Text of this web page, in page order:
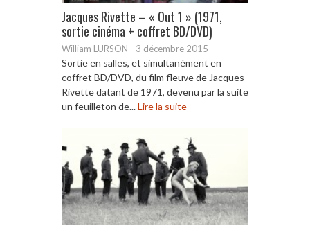
Jacques Rivette – « Out 1 » (1971,
sortie cinéma + coffret BD/DVD)
William LURSON - 3 décembre 2015
Sortie en salles, et simultanément en
coffret BD/DVD, du film fleuve de Jacques
Rivette datant de 1971, devenu par la suite
un feuilleton de...Lire la suite